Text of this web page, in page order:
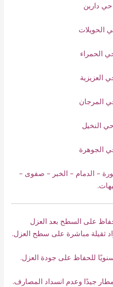
حي دارين
الحويلات
الحمراء
العزيزية
المرجان
حي النخيل
الجوهرة
– الدمام – الخبر – صفوى –
على السطح بعد العزل
ثقيلة مباشرة على سطح العزل.
للحفاظ على جودة العزل.
جيدًا وعدم انسداد المصارف.